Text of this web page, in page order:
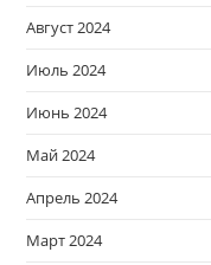
Август 2024
Июль 2024
Июнь 2024
Май 2024
Апрель 2024
Март 2024